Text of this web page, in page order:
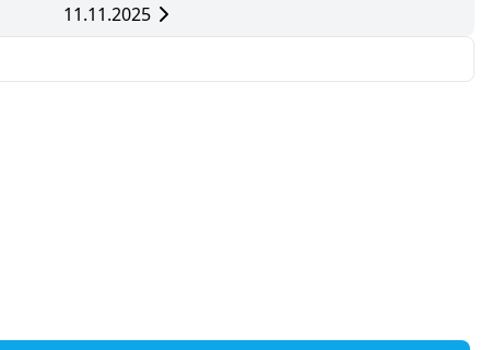
11.11.2025